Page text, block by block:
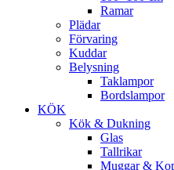
Ramar
Plädar
Förvaring
Kuddar
Belysning
Taklampor
Bordslampor
KÖK
Kök & Dukning
Glas
Tallrikar
Muggar &